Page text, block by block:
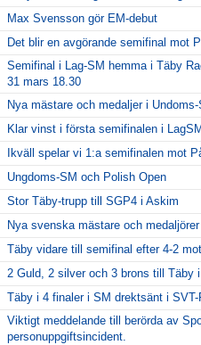
Max Svensson gör EM-debut
Det blir en avgörande semifinal mot
Semifinal i Lag-SM hemma i Täby
31 mars 18.30
Nya mästare och medaljer i Undoms-
Klar vinst i första semifinalen i LagSM
Ikväll spelar vi 1:a semifinalen mot
Ungdoms-SM och Polish Open
Stor Täby-trupp till SGP4 i Askim
Nya svenska mästare och
Täby vidare till semifinal efter 4-2
2 Guld, 2 silver och 3 brons till Täby
Täby i 4 finaler i SM drektsänt i
Viktigt meddelande till berörda av
personuppgiftsincident.